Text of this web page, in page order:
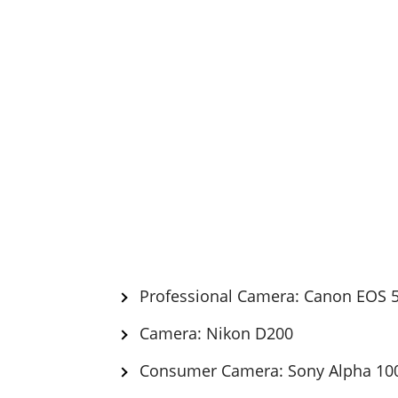
Professional Camera: Canon EOS
Camera: Nikon D200
Consumer Camera: Sony Alpha